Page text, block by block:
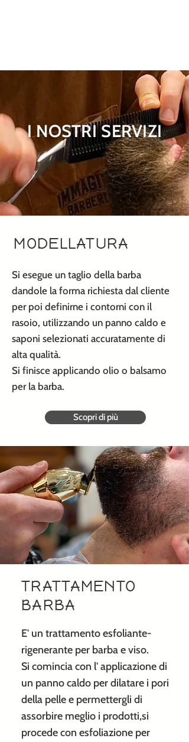
I NOSTRI SERVIZI
MODELLATURA
Si esegue un taglio della barba
dandole la forma richiesta dal cliente
per poi definirne i contorni con il
rasoio, utilizzando un panno caldo e
saponi selezionati accuratamente di
alta qualità.
Si finisce applicando olio o balsamo
per la barba.
Scopri di più
TRATTAMENTO
BARBA
E' un trattamento esfoliante-
rigenerante per barba e viso.
Si comincia con l' applicazione di
un panno caldo per dilatare i pori
della pelle e permettergli di
assorbire meglio i prodotti,si
procede con esfoliazione per